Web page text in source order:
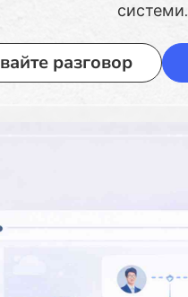
системи.
разговор